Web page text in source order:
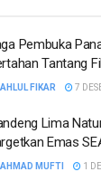
Pembuka
Tantang
AHLUL FIKAR 7
Lima
Emas
AHMAD MUFTI 1